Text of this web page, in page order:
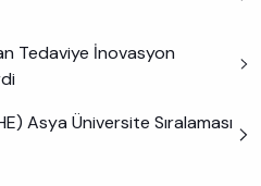
Tedaviye İnovasyon
Asya Üniversite Sıralaması